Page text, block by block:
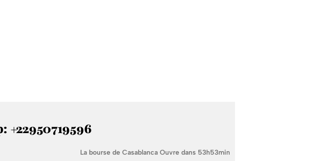
La bourse de Casablanca Ouvre dans 53h53min